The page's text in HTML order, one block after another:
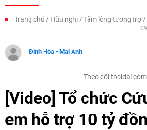
Trang chủ Hữu nghị Tấm lòng tương trợ
Đinh Hòa - Mai Anh
Theo dõi
[Video] Tổ chức
em hỗ trợ 10 tỷ